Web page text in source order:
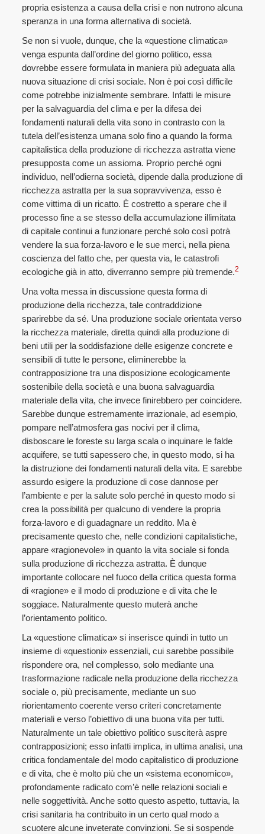
propria esistenza a causa della crisi e non nutrono alcuna
speranza in una forma alternativa di società.
Se non si vuole, dunque, che la «questione climatica»
venga espunta dall’ordine del giorno politico, essa
dovrebbe essere formulata in maniera più adeguata alla
nuova situazione di crisi sociale. Non è poi così difficile
come potrebbe inizialmente sembrare. Infatti le misure
per la salvaguardia del clima e per la difesa dei
fondamenti naturali della vita sono in contrasto con la
tutela dell’esistenza umana solo fino a quando la forma
capitalistica della produzione di ricchezza astratta viene
presupposta come un assioma. Proprio perché ogni
individuo, nell’odierna società, dipende dalla produzione di
ricchezza astratta per la sua sopravvivenza, esso è
come vittima di un ricatto. È costretto a sperare che il
processo fine a se stesso della accumulazione illimitata
di capitale continui a funzionare perché solo così potrà
vendere la sua forza-lavoro e le sue merci, nella piena
coscienza del fatto che, per questa via, le catastrofi
ecologiche già in atto, diverranno sempre più tremende.2
Una volta messa in discussione questa forma di
produzione della ricchezza, tale contraddizione
sparirebbe da sé. Una produzione sociale orientata verso
la ricchezza materiale, diretta quindi alla produzione di
beni utili per la soddisfazione delle esigenze concrete e
sensibili di tutte le persone, eliminerebbe la
contrapposizione tra una disposizione ecologicamente
sostenibile della società e una buona salvaguardia
materiale della vita, che invece finirebbero per coincidere.
Sarebbe dunque estremamente irrazionale, ad esempio,
pompare nell’atmosfera gas nocivi per il clima,
disboscare le foreste su larga scala o inquinare le falde
acquifere, se tutti sapessero che, in questo modo, si ha
la distruzione dei fondamenti naturali della vita. E sarebbe
assurdo esigere la produzione di cose dannose per
l’ambiente e per la salute solo perché in questo modo si
crea la possibilità per qualcuno di vendere la propria
forza-lavoro e di guadagnare un reddito. Ma è
precisamente questo che, nelle condizioni capitalistiche,
appare «ragionevole» in quanto la vita sociale si fonda
sulla produzione di ricchezza astratta. È dunque
importante collocare nel fuoco della critica questa forma
di «ragione» e il modo di produzione e di vita che le
soggiace. Naturalmente questo muterà anche
l’orientamento politico.
La «questione climatica» si inserisce quindi in tutto un
insieme di «questioni» essenziali, cui sarebbe possibile
rispondere ora, nel complesso, solo mediante una
trasformazione radicale nella produzione della ricchezza
sociale o, più precisamente, mediante un suo
riorientamento coerente verso criteri concretamente
materiali e verso l’obiettivo di una buona vita per tutti.
Naturalmente un tale obiettivo politico susciterà aspre
contrapposizioni; esso infatti implica, in ultima analisi, una
critica fondamentale del modo capitalistico di produzione
e di vita, che è molto più che un «sistema economico»,
profondamente radicato com’è nelle relazioni sociali e
nelle soggettività. Anche sotto questo aspetto, tuttavia, la
crisi sanitaria ha contribuito in un certo qual modo a
scuotere alcune inveterate convinzioni. Se si sospende